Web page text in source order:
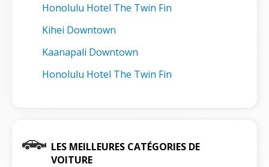
Honolulu Hotel The Twin Fin
Kihei Downtown
Kaanapali Downtown
Honolulu Hotel The Twin Fin
LES MEILLEURES CATÉGORIES DE
VOITURE